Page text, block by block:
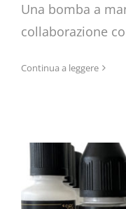
Una bomba a
collaborazione
Continua a leggere
Tutta la